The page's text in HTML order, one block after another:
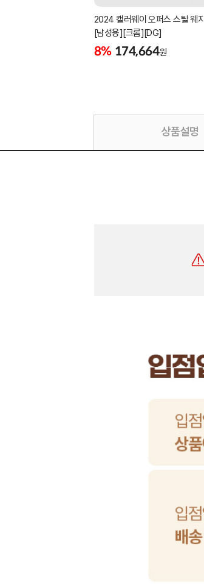
2024 캘러웨이 오퍼스 스틸 웨지
[남성용][크롬][DG]
8% 174,664원
상품설명